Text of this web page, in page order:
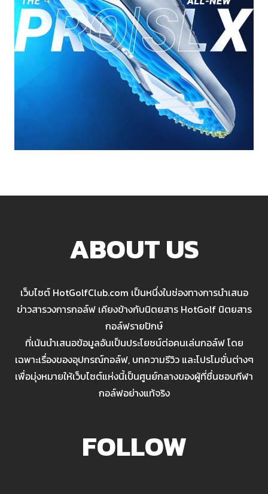
ABOUT US
เว็บไซต์ HotGolfClub.com เป็นหนึ่งในช่องทางการนำเสนอ
ข่าวสารวงการกอล์ฟ เคียงข้างกับนิตยสาร HotGolf นิตยสาร
กอล์ฟรายปักษ์
ที่เน้นนำเสนอข้อมูลอันเป็นประโยชน์ต่อคนเล่นกอล์ฟ โดย
เฉพาะเรื่องของอุปกรณ์กอล์ฟ, บทความรีวิว และโปรโมชั่นต่างๆ
เพื่อมุ่งหมายให้เว็บไซต์แห่งนี้เป็นศูนย์กลางของผู้ที่ชื่นชอบกีฬา
กอล์ฟอย่างแท้จริง
FOLLOW